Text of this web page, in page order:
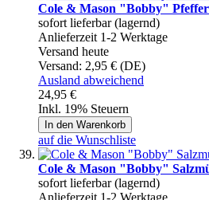
Cole & Mason "Bobby"
sofort lieferbar (lagernd)
Anlieferzeit 1-2 Werktage
Versand heute
Versand: 2,95 € (DE)
Ausland abweichend
24,95 €
Inkl. 19% Steuern
In den Warenkorb
auf die Wunschliste
Cole & Mason "Bobby"
sofort lieferbar (lagernd)
Anlieferzeit 1-2 Werktage